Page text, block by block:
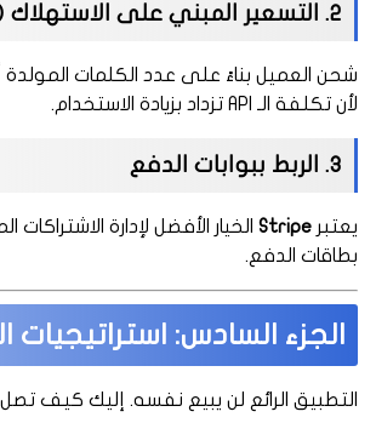
2. التسعير المبني على الاستهلاك (Usage-based)
شحن العميل بناءً على عدد الكلمات
لأن تكلفة الـ API تزداد بزيادة الاستخدام.
3. الربط ببوابات الدفع
يعتبر Stripe الخيار الأفضل لإدارة
بطاقات الدفع.
الجزء السادس: استراتيجيات
التطبيق الرائع لن يبيع نفسه. إليك كيف تصل